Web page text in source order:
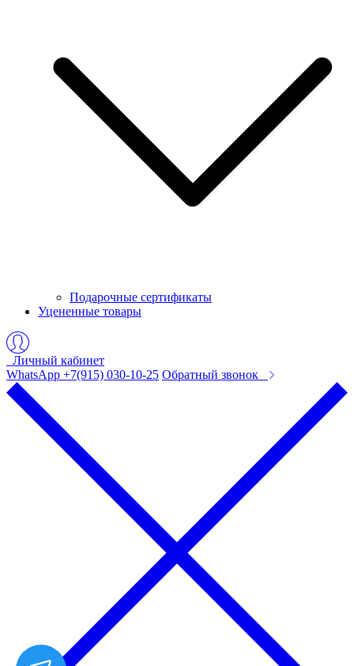
Подарочные сертификаты
Уцененные товары
Личный кабинет
WhatsApp +7(915) 030-10-25 Обратный звонок